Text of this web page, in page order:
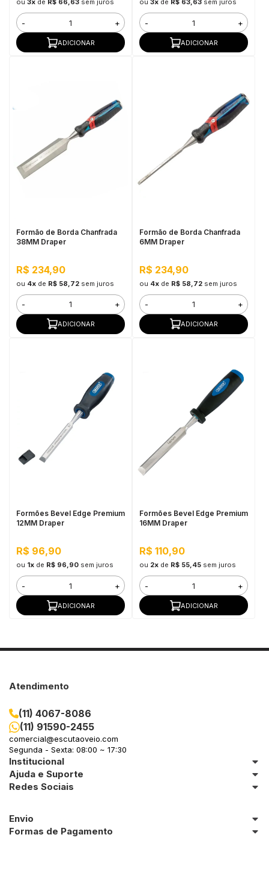
ou 3xde R$ 66,63 sem juros
- +
ADICIONAR
ou 3xde R$ 63,63 sem juros
- +
ADICIONAR
Formão de Borda Chanfrada
38MM Draper
R$ 234,90
ou 4xde R$ 58,72 sem juros
- +
ADICIONAR
Formão de Borda Chanfrada
6MM Draper
R$ 234,90
ou 4xde R$ 58,72 sem juros
- +
ADICIONAR
Formões Bevel Edge Premium
12MM Draper
R$ 96,90
ou 1xde R$ 96,90 sem juros
- +
ADICIONAR
Formões Bevel Edge Premium
16MM Draper
R$ 110,90
ou 2xde R$ 55,45 sem juros
- +
ADICIONAR
Atendimento
(11) 4067-8086
(11) 91590-2455
comercial@escutaoveio.com
Segunda - Sexta: 08:00 ~ 17:30
Institucional
Ajuda e Suporte
Redes Sociais
Envio
Formas de Pagamento